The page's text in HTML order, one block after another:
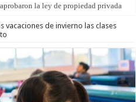
la ley de propiedad privada
los 90 niños, niñas y adolescentes que
vacaciones de invierno las clases